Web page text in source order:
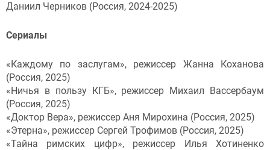
Даниил Черников (Россия, 2024-2025)
Сериалы
«Каждому по заслугам», режиссер Жанна Коханова
(Россия, 2025)
«Ничья в пользу КГБ», режиссер Михаил Вассербаум
(Россия, 2025)
«Доктор Вера», режиссер Аня Мирохина (Россия, 2025)
«Этерна», режиссер Сергей Трофимов (Россия, 2025)
«Тайна римских цифр», режиссер Илья Хотиненко